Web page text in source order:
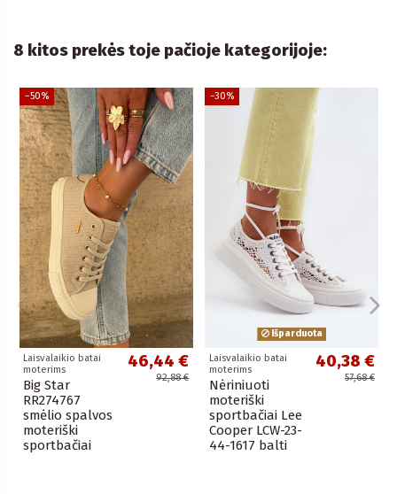
8 kitos prekės toje pačioje kategorijoje:
−50%
Laisvalaikio batai
moterims
Big Star
RR274767
smėlio spalvos
moteriški
sportbačiai
46,44 €
92,88 €
−30%
Išparduota
Laisvalaikio batai
moterims
Nėriniuoti
moteriški
sportbačiai Lee
Cooper LCW-23-
44-1617 balti
40,38 €
57,68 €